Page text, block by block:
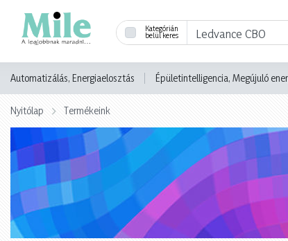
Kategórián
belül keres
Automatizálás, Energiaelosztás Épületintelligencia, Megújuló
Nyitólap Termékeink